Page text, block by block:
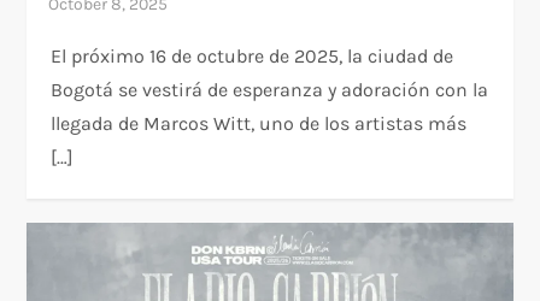
El próximo 16 de octubre de 2025, la ciudad de
Bogotá se vestirá de esperanza y adoración con la
llegada de Marcos Witt, uno de los artistas más
[…]